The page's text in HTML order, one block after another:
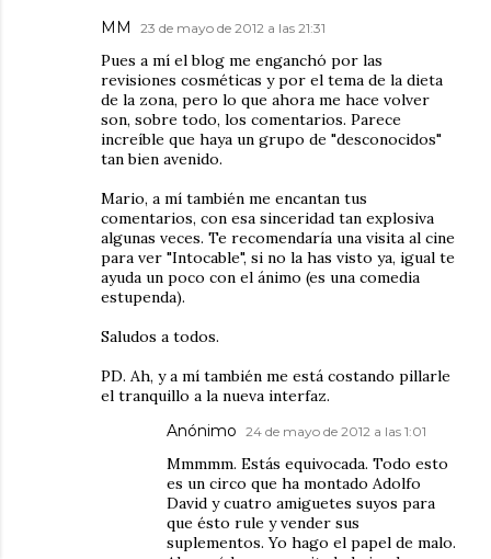
MM 23 de mayo de 2012 a las 21:31
Pues a mí el blog me enganchó por las
revisiones cosméticas y por el tema de la dieta
de la zona, pero lo que ahora me hace volver
son, sobre todo, los comentarios. Parece
increíble que haya un grupo de "desconocidos"
tan bien avenido.
Mario, a mí también me encantan tus
comentarios, con esa sinceridad tan explosiva
algunas veces. Te recomendaría una visita al cine
para ver "Intocable", si no la has visto ya, igual te
ayuda un poco con el ánimo (es una comedia
estupenda).
Saludos a todos.
PD. Ah, y a mí también me está costando pillarle
el tranquillo a la nueva interfaz.
Anónimo 24 de mayo de 2012 a las 1:01
Mmmmm. Estás equivocada. Todo esto
es un circo que ha montado Adolfo
David y cuatro amiguetes suyos para
que ésto rule y vender sus
suplementos. Yo hago el papel de malo.